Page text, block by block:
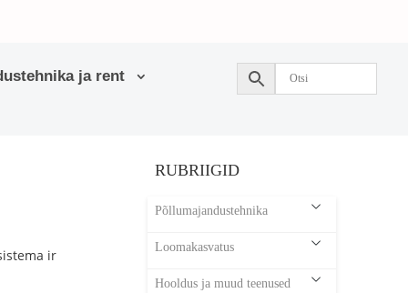
ja rent
ir
RUBRIIGID
Põllumajandustehnika
Loomakasvatus
Hooldus ja muud teenused